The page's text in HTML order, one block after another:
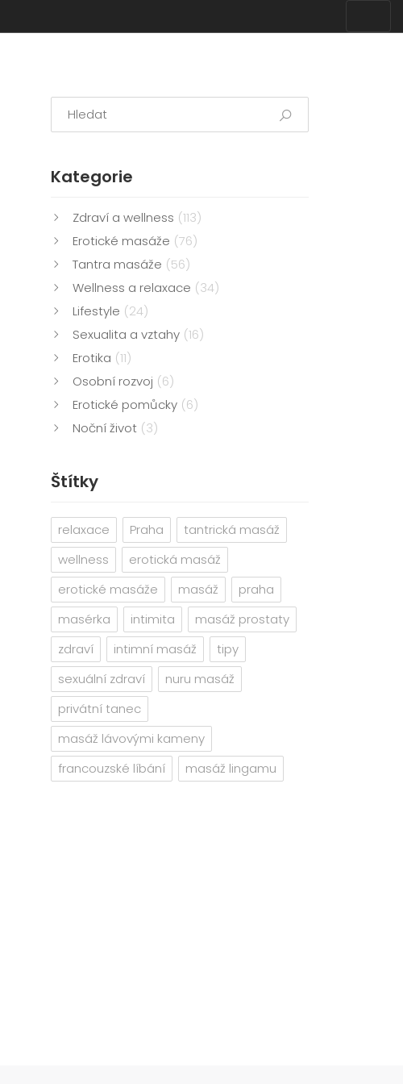
Kategorie
Zdraví a wellness (113)
Erotické masáže (76)
Tantra masáže (56)
Wellness a relaxace (34)
Lifestyle (24)
Sexualita a vztahy (16)
Erotika (11)
Osobní rozvoj (6)
Erotické pomůcky (6)
Noční život (3)
Štítky
relaxace Praha
tantrická masáž
wellness
erotická masáž
erotické masáže
masáž
praha
masérka
intimita
masáž prostaty
zdraví
intimní masáž
tipy
sexuální zdraví
nuru masáž
privátní tanec
masáž lávovými kameny
francouzské líbání
masáž lingamu